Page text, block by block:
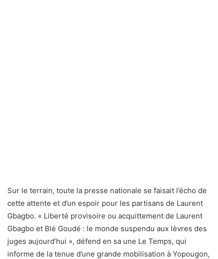
Sur le terrain, toute la presse nationale se faisait l’écho de
cette attente et d’un espoir pour les partisans de Laurent
Gbagbo. « Liberté provisoire ou acquittement de Laurent
Gbagbo et Blé Goudé : le monde suspendu aux lèvres des
juges aujourd’hui », défend en sa une Le Temps, qui
informe de la tenue d’une grande mobilisation à Yopougon,